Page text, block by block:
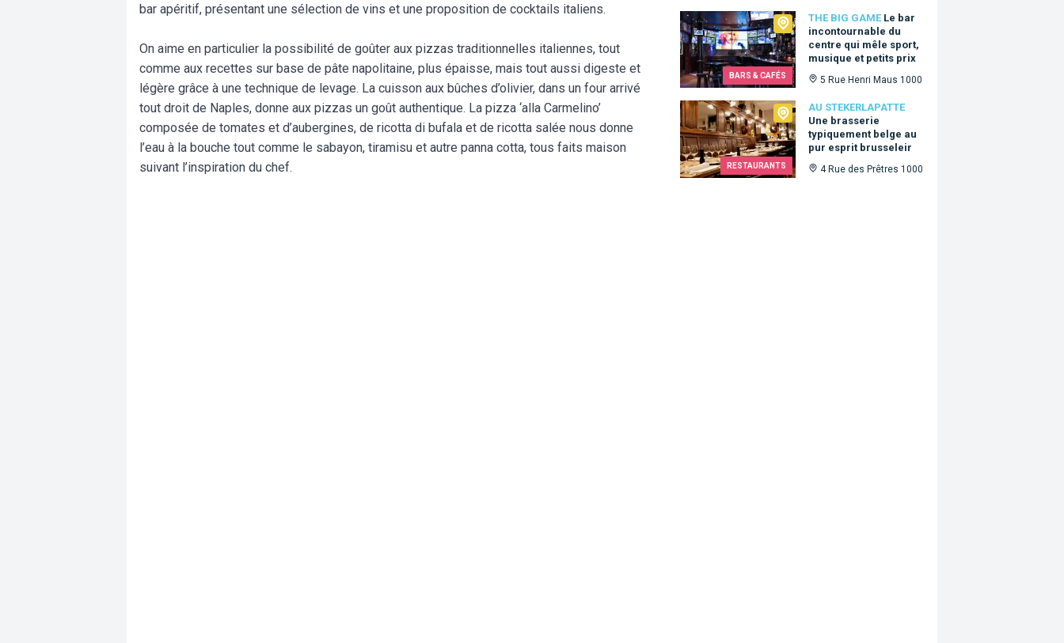
bar apéritif, présentant une sélection de vins et une proposition de cocktails italiens.
On aime en particulier la possibilité de goûter aux pizzas traditionnelles italiennes, tout
comme aux recettes sur base de pâte napolitaine, plus épaisse, mais tout aussi digeste et
légère grâce à une technique de levage. La cuisson aux bûches d’olivier, dans un four arrivé
tout droit de Naples, donne aux pizzas un goût authentique. La pizza ‘alla Carmelino’
composée de tomates et d’aubergines, de ricotta di bufala et de ricotta salée nous donne
l’eau à la bouche tout comme le sabayon, tiramisu et autre panna cotta, tous faits maison
suivant l’inspiration du chef.
BARS & CAFÉS
THE BIG GAME Le bar
incontournable du
centre qui mêle sport,
musique et petits prix
5 Rue Henri Maus 1000
The Big Game
RESTAURANTS
AU STEKERLAPATTE
Une brasserie
typiquement belge au
pur esprit brusseleir
4 Rue des Prêtres 1000
Au Stekerlapatte